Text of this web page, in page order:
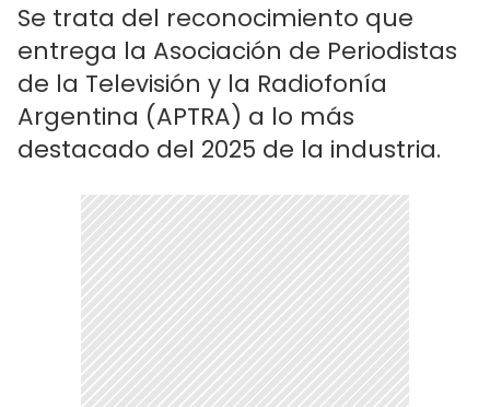
Se trata del reconocimiento que
entrega la Asociación de Periodistas
de la Televisión y la Radiofonía
Argentina (APTRA) a lo más
destacado del 2025 de la industria.